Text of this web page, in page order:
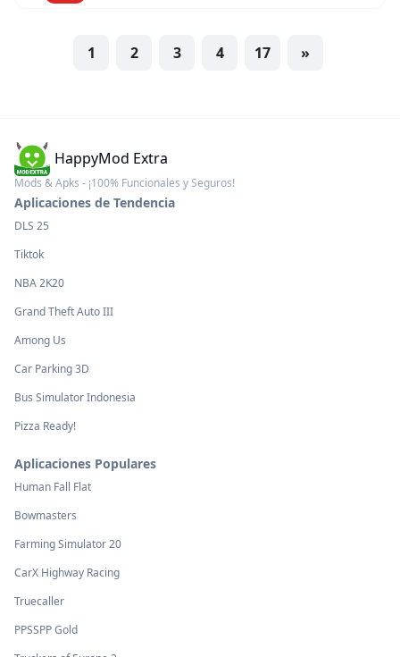
1 2 3 4 17 »
HappyMod Extra
Mods & Apks - ¡100% Funcionales y Seguros!
Aplicaciones de Tendencia
DLS 25
Tiktok
NBA 2K20
Grand Theft Auto III
Among Us
Car Parking 3D
Bus Simulator Indonesia
Pizza Ready!
Aplicaciones Populares
Human Fall Flat
Bowmasters
Farming Simulator 20
CarX Highway Racing
Truecaller
PPSSPP Gold